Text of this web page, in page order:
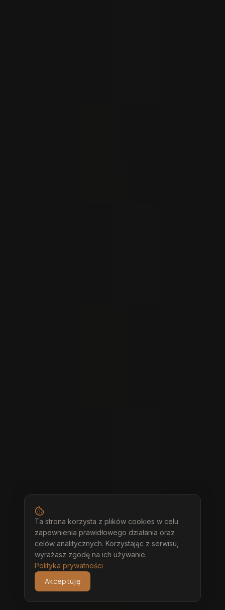
Ta strona korzysta z plików cookies w celu
zapewnienia prawidłowego działania oraz
celów analitycznych. Korzystając z serwisu,
wyrażasz zgodę na ich używanie.
Polityka prywatności
Akceptuję